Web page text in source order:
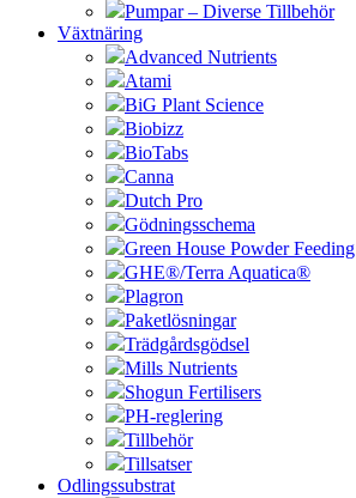
Pumpar – Diverse Tillbehör
Växtnäring
Advanced Nutrients
Atami
BiG Plant Science
Biobizz
BioTabs
Canna
Dutch Pro
Gödningsschema
Green House Powder Feeding
GHE®/Terra Aquatica®
Plagron
Paketlösningar
Trädgårdsgödsel
Mills Nutrients
Shogun Fertilisers
PH-reglering
Tillbehör
Tillsatser
Odlingssubstrat